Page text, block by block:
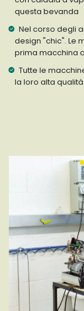
questa bevanda
Nel corso degli
design "chic". Le
prima macchina
Tutte le
la loro alta